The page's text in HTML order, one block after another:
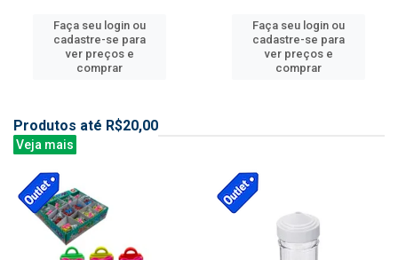
Faça seu login ou
cadastre-se para
ver preços e
comprar
Faça seu login ou
cadastre-se para
ver preços e
comprar
Produtos até R$20,00
Veja mais